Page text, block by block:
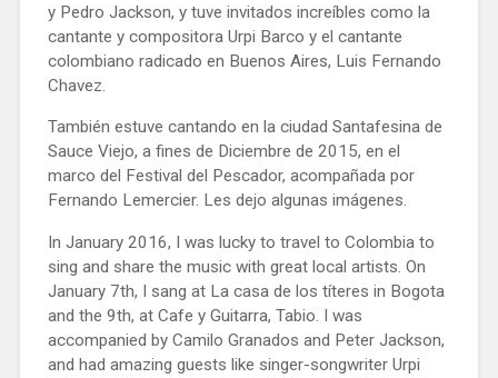
y Pedro Jackson, y tuve invitados increíbles como la
cantante y compositora Urpi Barco y el cantante
colombiano radicado en Buenos Aires, Luis Fernando
Chavez.
También estuve cantando en la ciudad Santafesina de
Sauce Viejo, a fines de Diciembre de 2015, en el
marco del Festival del Pescador, acompañada por
Fernando Lemercier. Les dejo algunas imágenes.
In January 2016, I was lucky to travel to Colombia to
sing and share the music with great local artists. On
January 7th, I sang at La casa de los títeres in Bogota
and the 9th, at Cafe y Guitarra, Tabio. I was
accompanied by Camilo Granados and Peter Jackson,
and had amazing guests like singer-songwriter Urpi